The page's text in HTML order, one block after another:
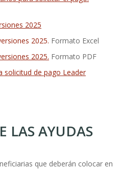
2025
2025. Formato Excel
2025. Formato PDF
solicitud de pago Leader
LAS AYUDAS
que deberán colocar en